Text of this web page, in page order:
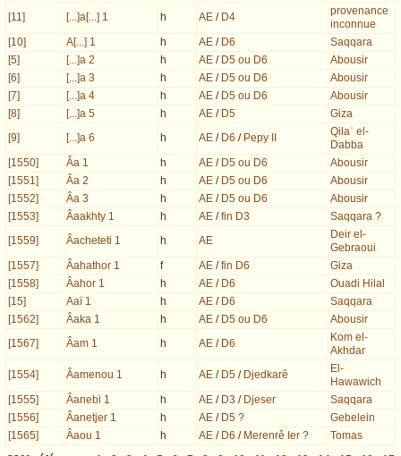
[11]
[...]a[...] 1 h AE / D4
provenance
inconnue
[10]
A[...] 1 h AE / D6
Saqqara
[5]
[...]a 2 h AE / D5 ou D6
Abousir
[6]
[...]a 3 h AE / D5 ou D6
Abousir
[7]
[...]a 4 h AE / D5 ou D6
Abousir
[8]
[...]a 5 h AE / D5
Giza
[9]
[...]a 6 h AE / D6 / Pepy II
Qilaʿ el-
Dabba
[1550]
Âa 1 h AE / D5 ou D6
Abousir
[1551]
Âa 2 h AE / D5 ou D6
Abousir
[1552]
Âa 3 h AE / D5 ou D6
Abousir
[1553]
Âaakhty 1 h AE /fin D3
Saqqara ?
[1559]
Âacheteti 1 h AE
Deir el-
Gebraoui
[1557]
Âahathor 1 f AE /fin D6
Giza
[1558]
Âahor 1 h AE / D6
Ouadi Hilal
[15]
Aaï 1 h AE / D6
Saqqara
[1562]
Âaka 1 h AE / D5 ou D6
Abousir
[1567]
Âam 1 h AE / D6
Kom el-
Akhdar
[1554]
Âamenou 1 h AE / D5 / Djedkarê
El-
Hawawich
[1555]
Âanebi 1 h AE / D3 / Djeser
Saqqara
[1556]
Âanetjer 1 h AE / D5 ?
Gebelein
[1565]
Âaou 1 h AE / D6 / Merenrê Ier ?
Tomas